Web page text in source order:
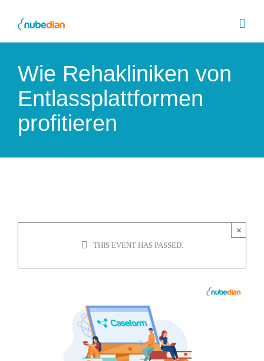
Wie Rehakliniken von
Entlassplattformen
profitieren
THIS EVENT HAS PASSED.
×